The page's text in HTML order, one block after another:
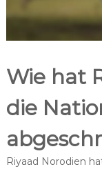
Wie hat
die
Riyaad Norodien